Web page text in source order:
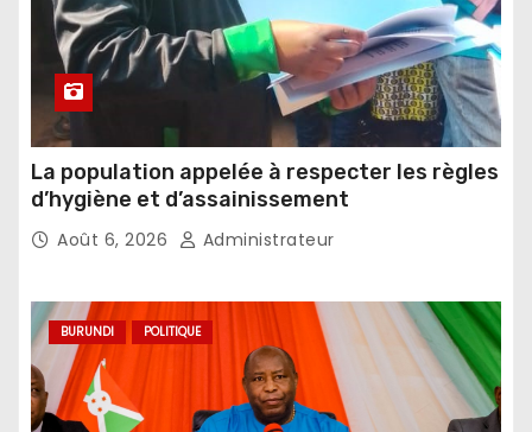
La population appelée à respecter les règles
d’hygiène et d’assainissement
Août 6, 2026 Administrateur
BURUNDI POLITIQUE